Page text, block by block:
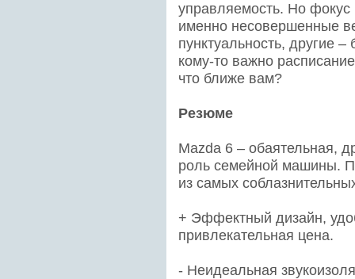
управляемость. Но фокус
именно несовершенные
пунктуальность, другие
кому-то важно
что ближе вам?
Резюме
Mazda 6 – обаятельная,
роль семейной машины.
из самых
+ Эффектный дизайн,
привлекательная цена.
- Неидеальная